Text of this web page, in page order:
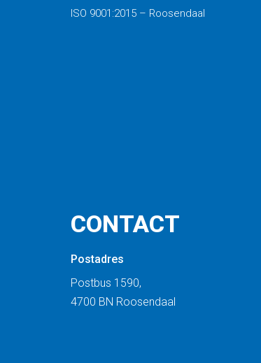
ISO 9001:2015 – Roosendaal
CONTACT
Postadres
Postbus 1590,
4700 BN Roosendaal